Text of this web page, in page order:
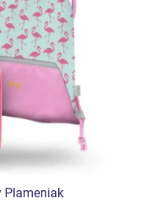
Plameniak